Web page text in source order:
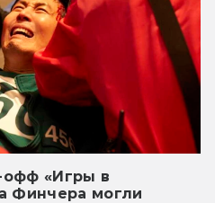
«Игры в
Финчера могли